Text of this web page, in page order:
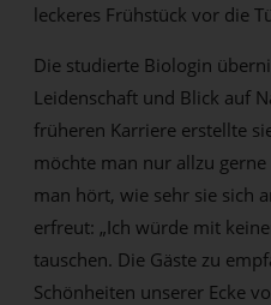
leckeres Frühstück vor die
Die studierte Biologin
Leidenschaft und Blick auf
früheren Karriere erstellte
möchte man nur allzu
man hört, wie sehr sie sich
erfreut: „Ich würde mit
tauschen. Die Gäste zu
Schönheiten unserer Ecke